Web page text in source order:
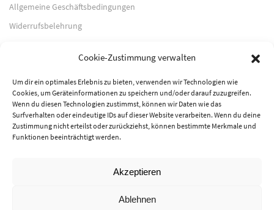
Cookie-Zustimmung verwalten
Um dir ein optimales Erlebnis zu bieten, verwenden wir Technologien wie
Cookies, um Geräteinformationen zu speichern und/oder darauf zuzugreifen.
Wenn du diesen Technologien zustimmst, können wir Daten wie das
Surfverhalten oder eindeutige IDs auf dieser Website verarbeiten. Wenn du deine
Zustimmung nicht erteilst oder zurückziehst, können bestimmte Merkmale und
Funktionen beeinträchtigt werden.
Akzeptieren
Ablehnen
Allgemeine Geschäftsbedingungen
Widerrufsbelehrung
Datenschutzerklärung
Zahlungsarten
PayPal